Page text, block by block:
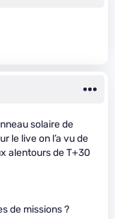
solaire de
le live on l’a vu de
alentours de T+30
de missions ?